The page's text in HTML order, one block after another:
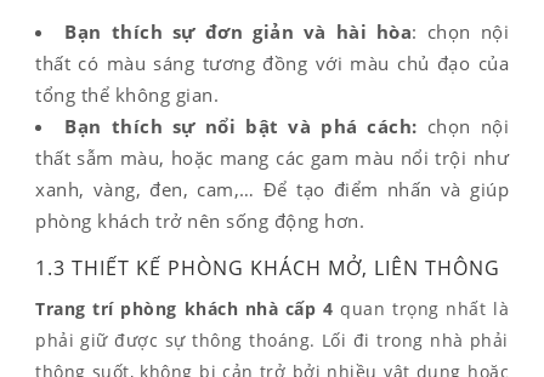
Bạn thích sự đơn giản và hài hòa: chọn nội
thất có màu sáng tương đồng với màu chủ đạo của
tổng thể không gian.
Bạn thích sự nổi bật và phá cách: chọn nội
thất sẫm màu, hoặc mang các gam màu nổi trội như
xanh, vàng, đen, cam,… Để tạo điểm nhấn và giúp
phòng khách trở nên sống động hơn.
1.3 THIẾT KẾ PHÒNG KHÁCH MỞ, LIÊN THÔNG
Trang trí phòng khách nhà cấp 4 quan trọng nhất là
phải giữ được sự thông thoáng. Lối đi trong nhà phải
thông suốt, không bị cản trở bởi nhiều vật dụng hoặc